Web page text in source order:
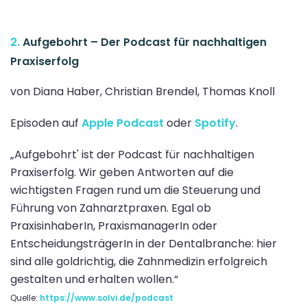
2.Aufgebohrt – Der Podcast für nachhaltigen
Praxiserfolg
von Diana Haber, Christian Brendel, Thomas Knoll
Episoden auf Apple Podcast oder Spotify.
„Aufgebohrt' ist der Podcast für nachhaltigen
Praxiserfolg. Wir geben Antworten auf die
wichtigsten Fragen rund um die Steuerung und
Führung von Zahnarztpraxen. Egal ob
PraxisinhaberIn, PraxismanagerIn oder
EntscheidungsträgerIn in der Dentalbranche: hier
sind alle goldrichtig, die Zahnmedizin erfolgreich
gestalten und erhalten wollen.“
Quelle: https://www.solvi.de/podcast